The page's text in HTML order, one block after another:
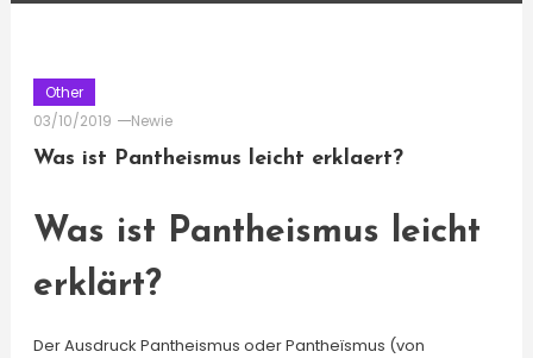
Other
03/10/2019
Newie
Was ist Pantheismus leicht erklaert?
Was ist Pantheismus leicht
erklärt?
Der Ausdruck Pantheismus oder Pantheïsmus (von